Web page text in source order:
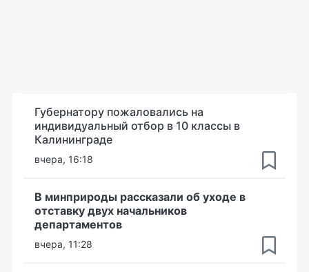
Губернатору пожаловались на
индивидуальный отбор в 10 классы в
Калининграде
вчера, 16:18
В минприроды рассказали об уходе в
отставку двух начальников
департаментов
вчера, 11:28